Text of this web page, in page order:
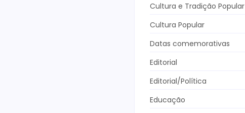
Cultura e Tradição Popular
Cultura Popular
Datas comemorativas
Editorial
Editorial/Política
Educação